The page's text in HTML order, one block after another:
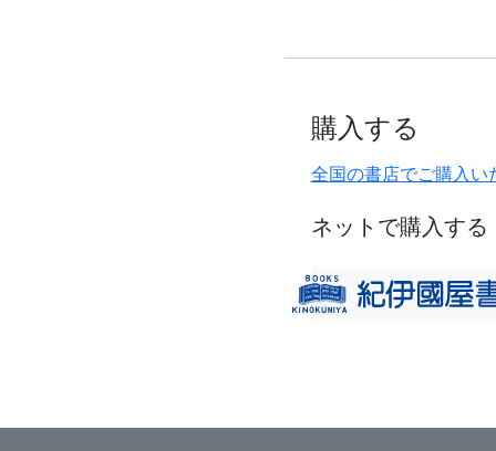
購入する
全国の書店でご購入い
ネットで購入する